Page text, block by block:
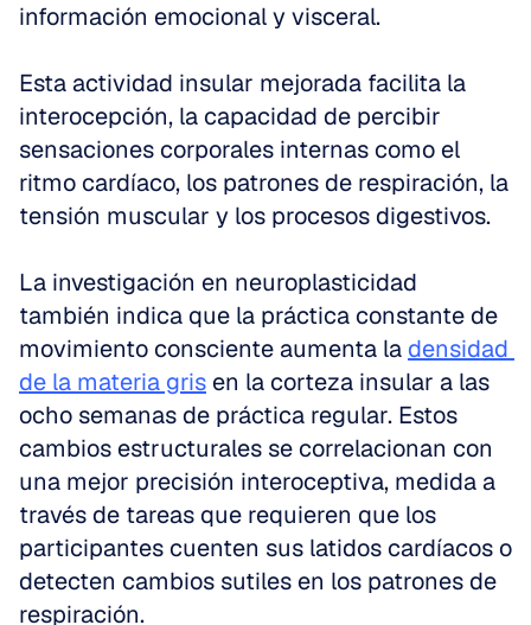
información emocional y visceral.
Esta actividad insular mejorada facilita la
interocepción, la capacidad de percibir
sensaciones corporales internas como el
ritmo cardíaco, los patrones de respiración, la
tensión muscular y los procesos digestivos.
La investigación en neuroplasticidad
también indica que la práctica constante de
movimiento consciente aumenta la densidad
de la materia gris en la corteza insular a las
ocho semanas de práctica regular. Estos
cambios estructurales se correlacionan con
una mejor precisión interoceptiva, medida a
través de tareas que requieren que los
participantes cuenten sus latidos cardíacos o
detecten cambios sutiles en los patrones de
respiración.